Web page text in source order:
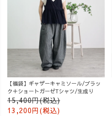
【福袋】ギャザーキャミソール/ブラッ
ク＋ショートガーゼTシャツ/生成り
15,400円(税込)
13,200円(税込)